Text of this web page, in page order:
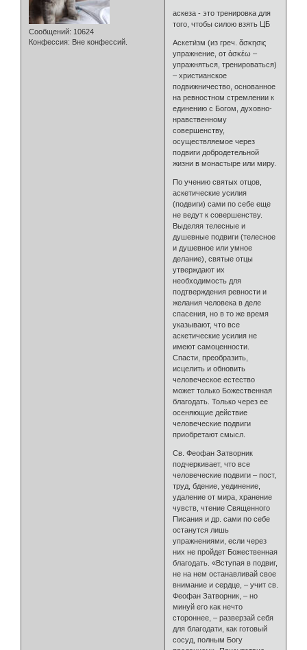
Сообщений: 10624
Конфессия: Вне конфессий.
аскеза - это тренировка для
того, чтобы силою взять ЦБ
Аскети́зм (из греч. ἄσκησις
упражнение, от ἀσκέω –
упражняться, тренироваться)
– христианское
подвижничество, основанное
на ревностном стремлении к
единению с Богом, духовно-
нравственному
совершенству,
осуществляемое через
подвиги добродетельной
жизни в монастыре или миру.
По учению святых отцов,
аскетические усилия
(подвиги) сами по себе еще
не ведут к совершенству.
Выделяя телесные и
душевные подвиги (телесное
и душевное или умное
делание), святые отцы
утверждают их
необходимость для
подтверждения ревности и
желания человека в деле
спасения, но в то же время
указывают, что все
аскетические усилия не
имеют самоценности.
Спасти, преобразить,
исцелить и обновить
человеческое естество
может только Божественная
благодать. Только через ее
осеняющие действие
человеческие подвиги
приобретают смысл.
Св. Феофан Затворник
подчеркивает, что все
человеческие подвиги – пост,
труд, бдение, уединение,
удаление от мира, хранение
чувств, чтение Священного
Писания и др. сами по себе
останутся лишь
упражнениями, если через
них не пройдет Божественная
благодать. «Вступая в подвиг,
не на нем останавливай свое
внимание и сердце, – учит св.
Феофан Затворник, – но
минуй его как нечто
стороннее, – разверзай себя
для благодати, как готовый
сосуд, полным Богу